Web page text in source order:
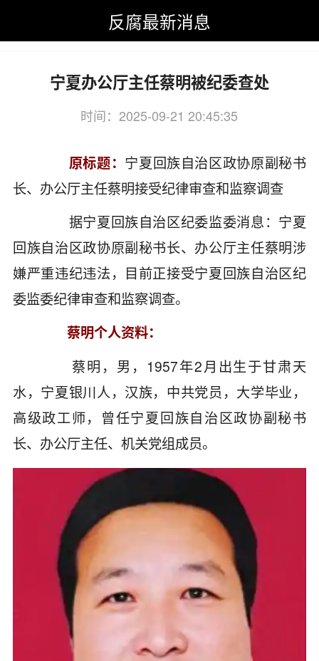
反腐最新消息
反腐最新消息>宁夏回族自治区
宁夏办公厅主任蔡明被纪委查处
时间：2025-09-21 20:45:35
关键词：宁夏,办公厅,主任,蔡明
原标题： 宁夏回族自治区政协原副秘书
长、办公厅主任蔡明接受纪律审查和监察调查
据宁夏回族自治区纪委监委消息：宁夏
回族自治区政协原副秘书长、办公厅主任蔡明涉
嫌严重违纪违法，目前正接受宁夏回族自治区纪
委监委纪律审查和监察调查。
蔡明个人资料：
蔡明，男，1957年2月出生于甘肃天
水，宁夏银川人，汉族，中共党员，大学毕业，
高级政工师，曾任宁夏回族自治区政协副秘书
长、办公厅主任、机关党组成员。